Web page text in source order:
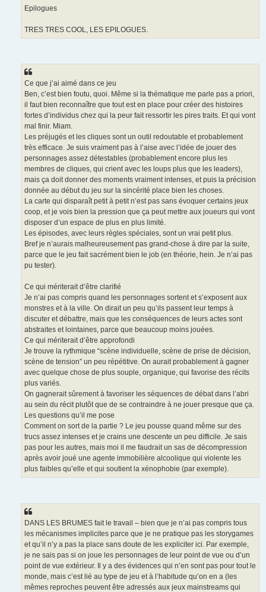
Epilogues
TRES TRES COOL, LES EPILOGUES.
Ce que j’ai aimé dans ce jeu
Ben, c’est bien foutu, quoi. Même si la thématique me parle pas a priori,
il faut bien reconnaître que tout est en place pour créer des histoires
fortes d’individus chez qui la peur fait ressortir les pires traits. Et qui vont
mal finir. Miam.
Les préjugés et les cliques sont un outil redoutable et probablement
très efficace. Je suis vraiment pas à l’aise avec l’idée de jouer des
personnages assez détestables (probablement encore plus les
membres de cliques, qui crient avec les loups plus que les leaders),
mais ça doit donner des moments vraiment intenses, et puis la précision
donnée au début du jeu sur la sincérité place bien les choses.
La carte qui disparaît petit à petit n’est pas sans évoquer certains jeux
coop, et je vois bien la pression que ça peut mettre aux joueurs qui vont
disposer d’un espace de plus en plus limité.
Les épisodes, avec leurs règles spéciales, sont un vrai petit plus.
Bref je n’aurais malheureusement pas grand-chose à dire par la suite,
parce que le jeu fait sacrément bien le job (en théorie, hein. Je n’ai pas
pu tester).
Ce qui mériterait d’être clarifié
Je n’ai pas compris quand les personnages sortent et s’exposent aux
monstres et à la ville. On dirait un peu qu’ils passent leur temps à
discuter et débattre, mais que les conséquences de leurs actes sont
abstraites et lointaines, parce que beaucoup moins jouées.
Ce qui mériterait d’être approfondi
Je trouve la rythmique “scène individuelle, scène de prise de décision,
scène de tension” un peu répétitive. On aurait probablement à gagner
avec quelque chose de plus souple, organique, qui favorise des récits
plus variés.
On gagnerait sûrement à favoriser les séquences de débat dans l’abri
au sein du récit plutôt que de se contraindre à ne jouer presque que ça.
Les questions qu’il me pose
Comment on sort de la partie ? Le jeu pousse quand même sur des
trucs assez intenses et je crains une descente un peu difficile. Je sais
pas pour les autres, mais moi il me faudrait un sas de décompression
après avoir joué une agente immobilière alcoolique qui violente les
plus faibles qu’elle et qui soutient la xénophobie (par exemple).
DANS LES BRUMES fait le travail – bien que je n’ai pas compris tous
les mécanismes implicites parce que je ne pratique pas les storygames
et qu’il n’y a pas la place sans doute de les expliciter ici. Par exemple,
je ne sais pas si on joue les personnages de leur point de vue ou d’un
point de vue extérieur. Il y a des évidences qui n’en sont pas pour tout le
monde, mais c’est lié au type de jeu et à l’habitude qu’on en a (les
mêmes reproches peuvent être adressés aux jeux mainstreams qui